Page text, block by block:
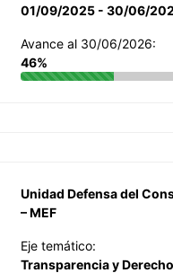
01/09/2025 - 30/06/
Avance al 30/06/2026:
46%
Unidad Defensa del
– MEF
Eje temático:
Transparencia y